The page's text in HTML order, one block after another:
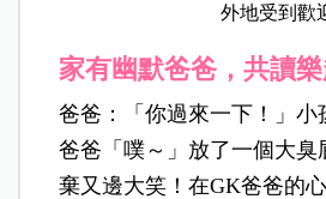
外地受到歡
家有幽默爸爸，共讀
爸爸：「你過來一下！」小
爸爸「噗～」放了一個大臭
棄又邊大笑！在GK爸爸的